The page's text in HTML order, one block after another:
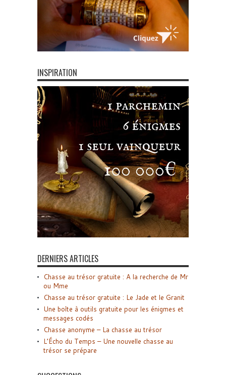
INSPIRATION
DERNIERS ARTICLES
Chasse au trésor gratuite : A la recherche de Mr
ou Mme
Chasse au trésor gratuite : Le Jade et le Granit
Une boîte à outils gratuite pour les énigmes et
messages codés
Chasse anonyme – La chasse au trésor
L’Écho du Temps – Une nouvelle chasse au
trésor se prépare